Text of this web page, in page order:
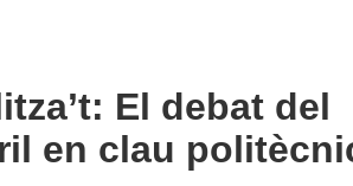
El debat del
en clau